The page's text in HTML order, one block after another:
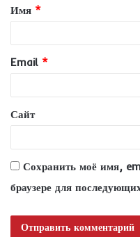
а
и
й
*
Имя *
Email *
Сайт
Сохранить моё имя,
браузере для